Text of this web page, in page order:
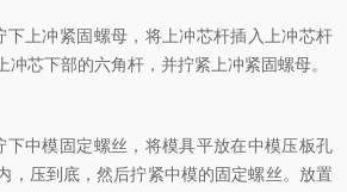
上冲紧固螺母，将上冲芯杆插入上冲芯杆
冲芯下部的六角杆，并拧紧上冲紧固螺母。
中模固定螺丝，将模具平放在中模压板孔
，压到底，然后拧紧中模的固定螺丝。放置